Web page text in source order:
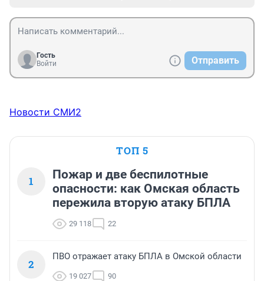
Гость
Войти
Отправить
Новости СМИ2
ТОП 5
1
Пожар и две беспилотные
опасности: как Омская область
пережила вторую атаку БПЛА
29 118 22
2
ПВО отражает атаку БПЛА в Омской области
19 027 90